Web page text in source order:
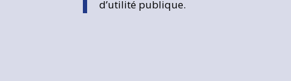
d’utilité publique.